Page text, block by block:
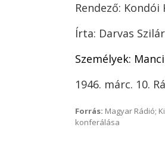
Rendező: Kondói
Írta: Darvas
Személyek:
1946. márc. 10.
Forrás: Magyar Rádió;
konferálása